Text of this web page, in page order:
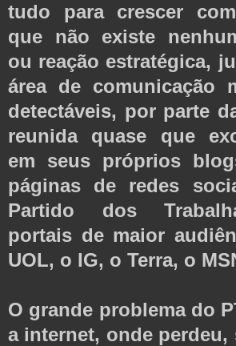
tudo para crescer
que não existe
ou reação estratégica,
área de comunicação
detectáveis, por parte
reunida quase que
em seus próprios
páginas de redes
Partido dos
portais de maior
UOL, o IG, o Terra, o
O grande problema do
a internet, onde perdeu,